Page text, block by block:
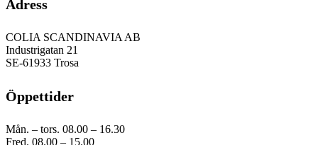
Adress
COLIA SCANDINAVIA AB
Industrigatan 21
SE-61933 Trosa
Öppettider
Mån. – tors. 08.00 – 16.30
Fred. 08.00 – 15.00